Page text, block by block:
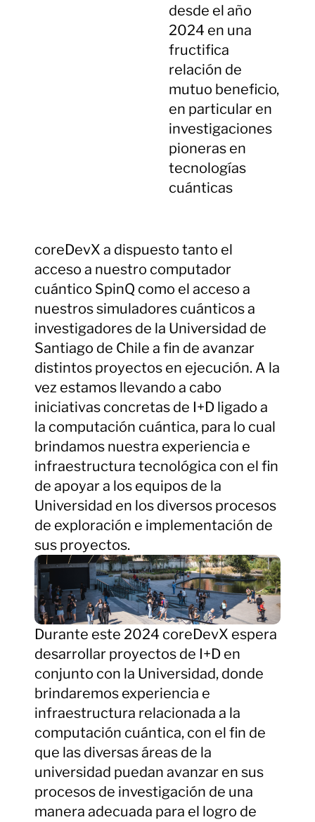
desde el año
2024 en una
fructifica
relación de
mutuo beneficio,
en particular en
investigaciones
pioneras en
tecnologías
cuánticas
coreDevX a dispuesto tanto el
acceso a nuestro computador
cuántico SpinQ como el acceso a
nuestros simuladores cuánticos a
investigadores de la Universidad de
Santiago de Chile a fin de avanzar
distintos proyectos en ejecución. A la
vez estamos llevando a cabo
iniciativas concretas de I+D ligado a
la computación cuántica, para lo cual
brindamos nuestra experiencia e
infraestructura tecnológica con el fin
de apoyar a los equipos de la
Universidad en los diversos procesos
de exploración e implementación de
sus proyectos.
Durante este 2024 coreDevX espera
desarrollar proyectos de I+D en
conjunto con la Universidad, donde
brindaremos experiencia e
infraestructura relacionada a la
computación cuántica, con el fin de
que las diversas áreas de la
universidad puedan avanzar en sus
procesos de investigación de una
manera adecuada para el logro de